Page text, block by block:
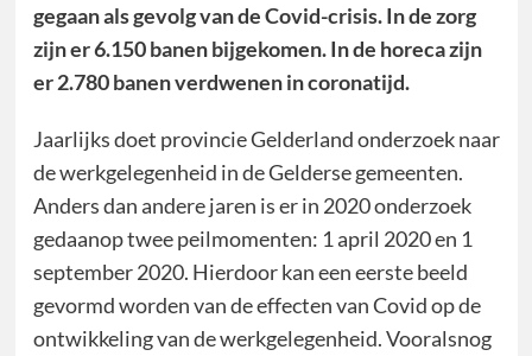
gegaan als gevolg van de Covid-crisis. In de zorg
zijn er 6.150 banen bijgekomen. In de horeca zijn
er 2.780 banen verdwenen in coronatijd.
Jaarlijks doet provincie Gelderland onderzoek naar
de werkgelegenheid in de Gelderse gemeenten.
Anders dan andere jaren is er in 2020 onderzoek
gedaanop twee peilmomenten: 1 april 2020 en 1
september 2020. Hierdoor kan een eerste beeld
gevormd worden van de effecten van Covid op de
ontwikkeling van de werkgelegenheid. Vooralsnog